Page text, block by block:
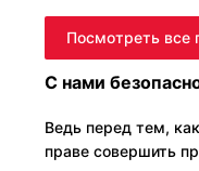
Посмотреть все
С нами
Ведь перед тем,
праве совершить